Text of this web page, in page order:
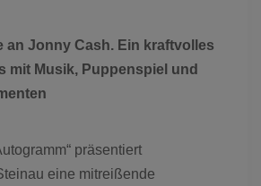
an Jonny Cash. Ein kraftvolles
mit Musik, Puppenspiel und
präsentiert
eine mitreißende